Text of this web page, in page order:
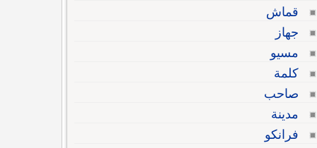
قماش
جهاز
مسيو
كلمة
صاحب
مدينة
فرانكو